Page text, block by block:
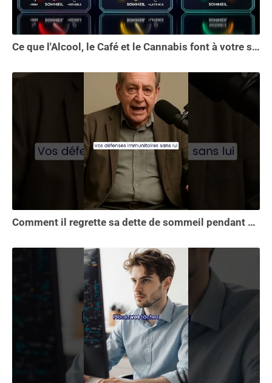
Ce que l'Alcool, le Café et le Cannabis font à votre sommeil vous choquera
Comment il regrette sa dette de sommeil pendant 30 ans.